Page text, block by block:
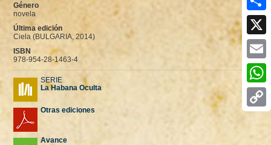
ENTREVISTAS
NOTICIAS
Género
novela
Última edición
Ciela (BULGARIA, 2014)
ISBN
978-954-28-1463-4
SERIE
La Habana Oculta
Otras ediciones
Avance
Share
X
Email
Copy
Link